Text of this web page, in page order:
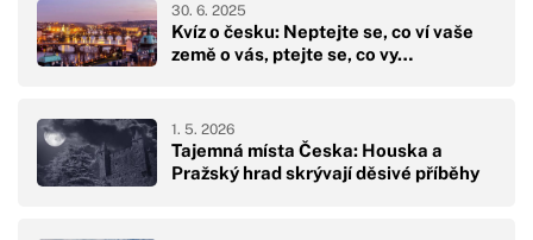
Kvíz o česku: Neptejte se, co ví vaše
země o vás, ptejte se, co vy…
30. 6. 2025
Tajemná místa Česka: Houska a
Pražský hrad skrývají děsivé příběhy
1. 5. 2026